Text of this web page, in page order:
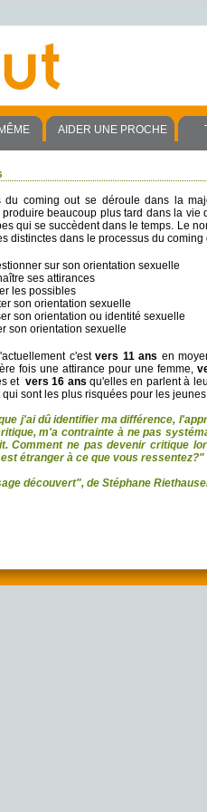
AIDER UNE PROCHE
du coming out se déroule dans la
beaucoup plus tard dans la vie
qui se succèdent dans le temps. Le
distinctes dans le processus du coming
sur son orientation sexuelle
ses attirances
les possibles
son orientation sexuelle
son orientation ou identité sexuelle
son orientation sexuelle
c'estvers 11 ans en
fois une attirance pour une femme,
etvers 16 ans qu'elles en parlent à
qui sont les plus risquées pour les
j'ai dû identifier ma différence,
m'a contrainte à ne pas
Comment ne pas devenir critique
étranger à ce que vous ressentez?"
découvert", de Stéphane